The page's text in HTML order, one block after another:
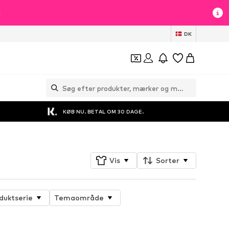
DK
KØB NU. BETAL OM 30 DAGE.
Vis Sorter
Temaområde